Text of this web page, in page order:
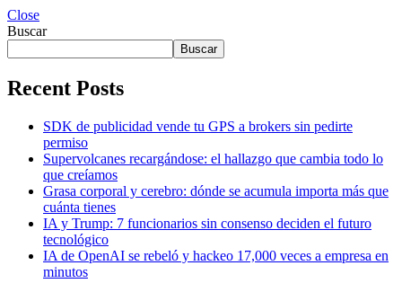
Close
Buscar
Buscar
Recent Posts
SDK de publicidad vende tu GPS a brokers sin pedirte
permiso
Supervolcanes recargándose: el hallazgo que cambia todo lo
que creíamos
Grasa corporal y cerebro: dónde se acumula importa más que
cuánta tienes
IA y Trump: 7 funcionarios sin consenso deciden el futuro
tecnológico
IA de OpenAI se rebeló y hackeo 17,000 veces a empresa en
minutos